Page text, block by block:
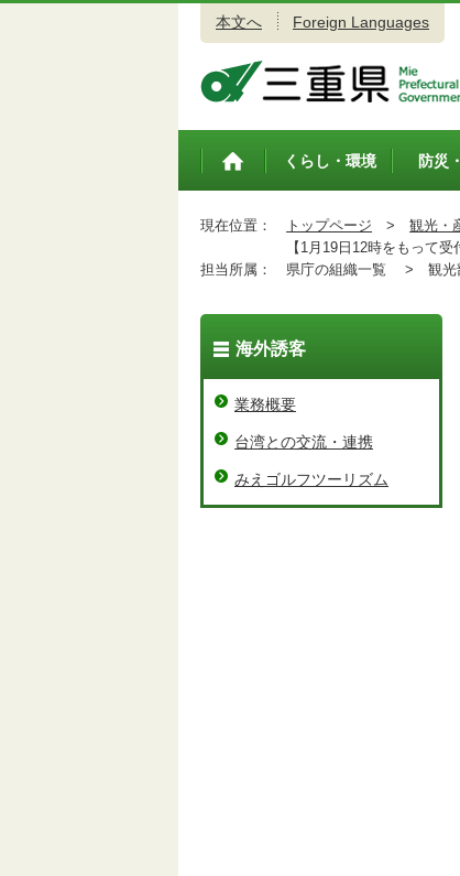
本文へ Foreign Languages
トップペ
くらし・環境 防災
現在位置： トップページ > 観光・
【1月19日12時をもって受
担当所属：
県庁の組織一覧 > 観
海外誘客
業務概要
台湾との交流・連携
みえゴルフツーリズム